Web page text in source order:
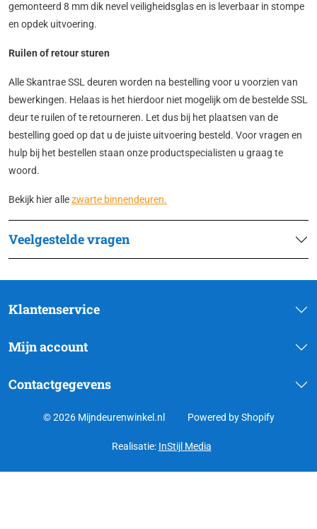
gemonteerd 8 mm dik nevel veiligheidsglas en is leverbaar in stompe
en opdek uitvoering.
Ruilen of retour sturen
Alle Skantrae SSL deuren worden na bestelling voor u voorzien van
bewerkingen. Helaas is het hierdoor niet mogelijk om de bestelde SSL
deur te ruilen of te retourneren. Let dus bij het plaatsen van de
bestelling goed op dat u de juiste uitvoering besteld. Voor vragen en
hulp bij het bestellen staan onze productspecialisten u graag te
woord.
Bekijk hier allezwarte binnendeuren.
Veelgestelde vragen
Klantenservice
Mijn account
Contactgegevens
© 2026 Mijndeurenwinkel.nl Powered by Shopify
Realisatie: InStijl Media